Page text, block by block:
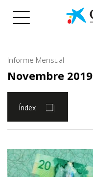
Informe Mensual
Novembre 2019
Índex